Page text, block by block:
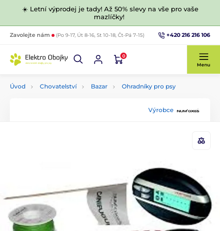
☀️ Letní výprodej je tady! Až 50% slevy na vše pro vaše
mazlíčky!
Zavolejte nám (Po 9-17, Út 8-16, St 10-18, Čt-Pá 7-15) +420 216 216 106
0
Menu
Úvod Chovatelství Bazar Ohradníky pro psy
Výrobce